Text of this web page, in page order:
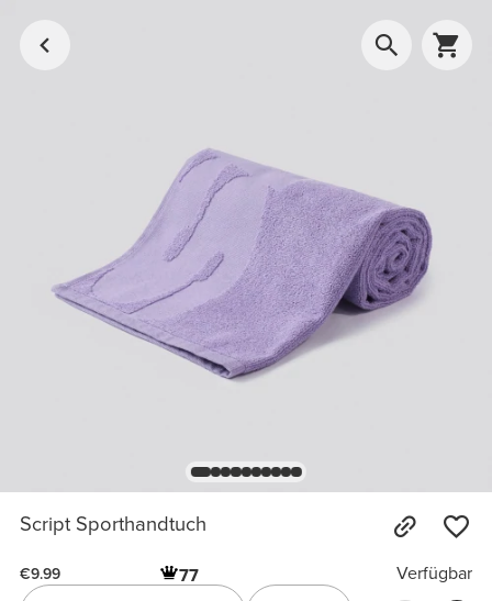
Script Sporthandtuch
€9.99 77
Verfügbar